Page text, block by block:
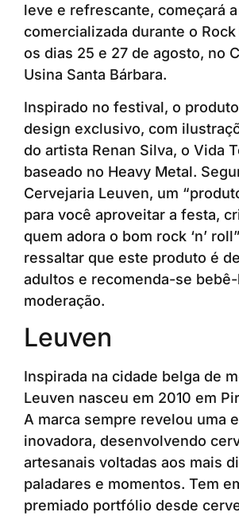
leve e refrescante, começará
comercializada durante o
os dias 25 e 27 de agosto, no
Usina Santa Bárbara.
Inspirado no festival, o
design exclusivo, com
do artista Renan Silva, o Vida
baseado no Heavy Metal.
Cervejaria Leuven, um
para você aproveitar a festa,
quem adora o bom rock ‘n’
ressaltar que este produto é
adultos e recomenda-se
moderação.
Leuven
Inspirada na cidade belga de
Leuven nasceu em 2010 em
A marca sempre revelou uma
inovadora, desenvolvendo
artesanais voltadas aos mais
paladares e momentos. Tem
premiado portfólio desde